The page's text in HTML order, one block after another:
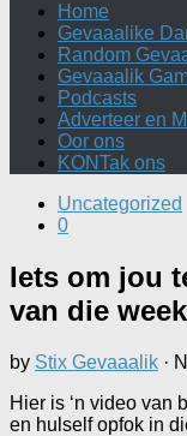
Home
Gevaaalike
Random
Gevaaalik
Podcasts
Adverteer en
Oor ons
KONTak ons
Uncategorized
0
Iets om jou
van die week
by Stix Gevaaalik ·
Hier is ‘n video van
en hulself opfok in